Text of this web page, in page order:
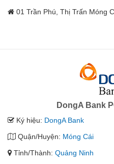
01 Trần Phú, Thị Trấn Móng
DongA Bank
Ký hiệu: DongA Bank
Quận/Huyện: Móng Cái
Tỉnh/Thành: Quảng Ninh